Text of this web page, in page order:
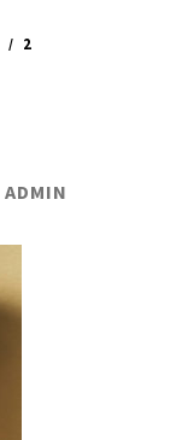
2
ADMIN